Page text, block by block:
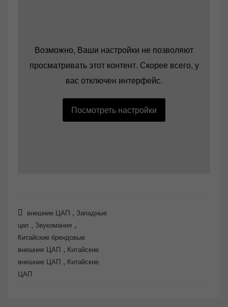
Возможно, Ваши настройки не позволяют
просматривать этот контент. Скорее всего, у
вас отключен интерфейс.
Посмотреть настройки
внешние ЦАП , Западные
цап , Звукомания ,
Китайские брендовые
внешние ЦАП , Китайские
внешние ЦАП , Китайские
ЦАП